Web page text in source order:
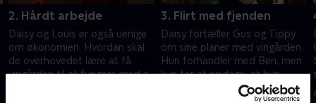
2. Hårdt arbejde
Daisy og Louis er også uenige
om økonomien. Hvordan skal
de overhovedet lære at få
vingården til at fungere med alt
3. Flirt med fjenden
Daisy fortæller Gus og Tippy
om sine planer med vingården.
Hun forhandler med Ben, men
kun for at opdage, at hun
måske flirter med fjenden.
28. februar 2024 • 43 min